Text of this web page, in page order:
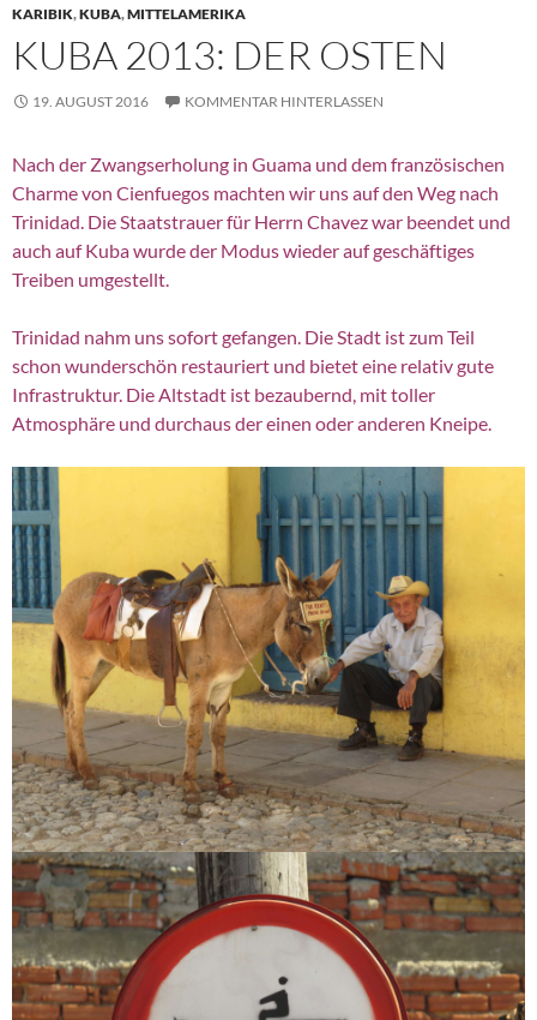
KARIBIK,KUBA,MITTELAMERIKA
KUBA 2013: DER OSTEN
19. AUGUST 2016 KOMMENTAR HINTERLASSEN
Nach der Zwangserholung in Guama und dem französischen
Charme von Cienfuegos machten wir uns auf den Weg nach
Trinidad. Die Staatstrauer für Herrn Chavez war beendet und
auch auf Kuba wurde der Modus wieder auf geschäftiges
Treiben umgestellt.
Trinidad nahm uns sofort gefangen. Die Stadt ist zum Teil
schon wunderschön restauriert und bietet eine relativ gute
Infrastruktur. Die Altstadt ist bezaubernd, mit toller
Atmosphäre und durchaus der einen oder anderen Kneipe.